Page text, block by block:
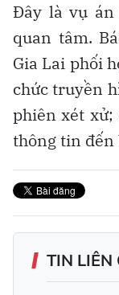
Đây là vụ án
quan tâm.
Gia Lai phối
chức truyền
phiên xét xử;
thông tin đến
TIN LIÊN